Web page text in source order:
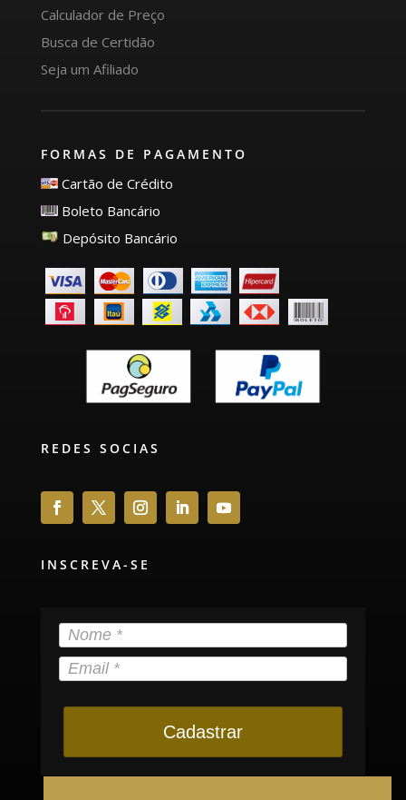
Calculador de Preço
Busca de Certidão
Seja um Afiliado
FORMAS DE PAGAMENTO
Cartão de Crédito
Boleto Bancário
Depósito Bancário
REDES SOCIAS
INSCREVA-SE
Cadastrar